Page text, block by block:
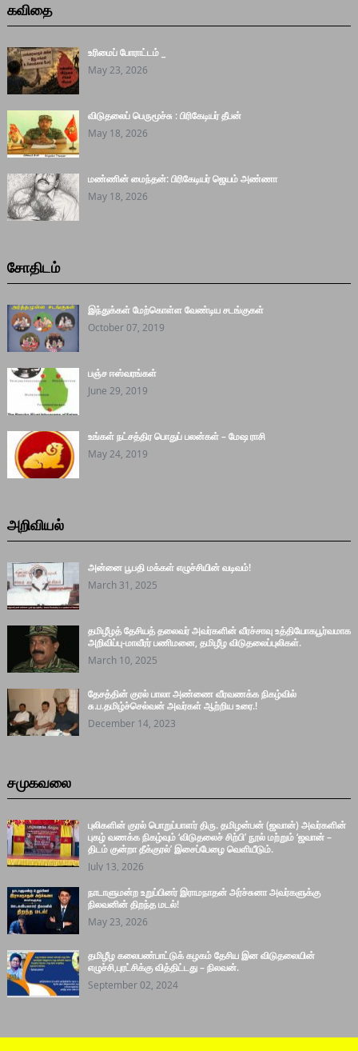
கவிதை
உரிமைப் போராட்டம் _
May 23, 2026
விடுதலைப் பெருமூச்சு : பிரிகேடியர் தீபன்
May 18, 2026
மண்ணின் மைந்தன்: பிரிகேடியர் ஜெயம் அண்ணா
May 18, 2026
சோதிடம்
இந்துக்கள் மேற்கொள்ள வேண்டிய சடங்குகள்
October 07, 2019
பஞ்ச ஈஸ்வரங்கள்
June 29, 2019
உங்கள் நட்சத்திர பொதுப் பலன்கள் – மேஷ ராசி
May 24, 2019
அறிவியல்
அன்னை பூபதி மக்கள் எழுச்சியின் வடிவம்!
March 31, 2025
தமிழீழத் தேசியத் தலைவர் அவர்களின் வீரச்சாவு உத்தியோகபூர்வமாக
அறிவிப்பு-மாவீரர் பணிமனை, தமிழீழ விடுதலைப்புலிகள்.
March 10, 2025
தேசத்தின் குரல் பாலா அண்ணை வீரவணக்க நிகழ்வில்
சு.ப.தமிழ்ச்செல்வன் அவர்கள் ஆற்றிய உரை.!
December 14, 2023
சமுகவலை
புலிகளின் குரல் பொறுப்பாளர் திரு. தமிழன்பன் (ஜவான்) அவர்களின்
புகழ் வணக்க நிகழ்வும் ‘விடுதலைச் சிற்பி’ நூல் மற்றும் ‘ஜவான் –
திடம் குன்றா தீக்குரல்’ இசைப்பேழை வெளியீடும்.
July 13, 2026
நாடாளுமன்ற உறுப்பினர் இராமநாதன் அர்ச்சுனா அவர்களுக்கு
நிலவனின் திறந்த மடல்!
May 23, 2026
தமிழீழ கலைபண்பாட்டுக் கழகம் தேசிய இன விடுதலையின்
எழுச்சி,புரட்சிக்கு வித்திட்டது – நிலவன்.
September 02, 2024